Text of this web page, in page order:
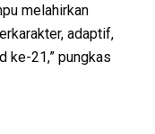
melahirkan
adaptif,
ke-21,” pungkas